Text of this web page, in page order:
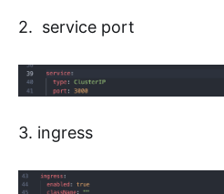
2. service port
3. ingress